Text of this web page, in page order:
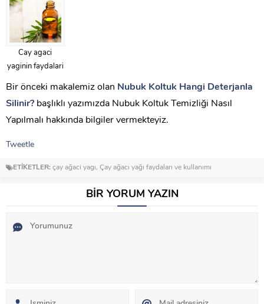
Cay agaci
yaginin faydalari
Bir önceki makalemiz olan Nubuk Koltuk Hangi Deterjanla
Silinir? başlıklı yazımızda Nubuk Koltuk Temizliği Nasıl
Yapılmalı hakkında bilgiler vermekteyiz.
Tweetle
ETİKETLER: çay ağaci yagı, Çay ağacı yağı faydaları ve kullanımı
BİR YORUM YAZIN